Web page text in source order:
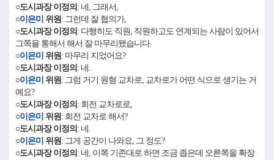
○도시과장 이정의 : 네, 그래서,
○이은미 위원: 그런데 잘 협의가,
○도시과장 이정의 : 다행히도 직원, 직원하고도 연계되는 사람이 있어서
그쪽을 통해서 해서 잘 마무리됐습니다.
○이은미 위원: 마무리 지었어요?
○도시과장 이정의 : 네.
○이은미 위원: 그럼 거기 원형 교차로, 교차로가 어떤 식으로 생기는 거
예요?
○도시과장 이정의 : 회전 교차로로,
○이은미 위원: 회전 교차로 해서?
○도시과장 이정의 : 네.
○이은미 위원: 그게 공간이 나와요, 그 정도?
○도시과장 이정의 : 네, 이쪽 기존대로 하면 조금 좁은데 오른쪽을 확장